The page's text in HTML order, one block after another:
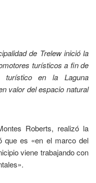
de Trelew inició la
turísticos a fin de
en la Laguna
valor del espacio natural
Roberts, realizó la
que es «en el marco del
viene trabajando con